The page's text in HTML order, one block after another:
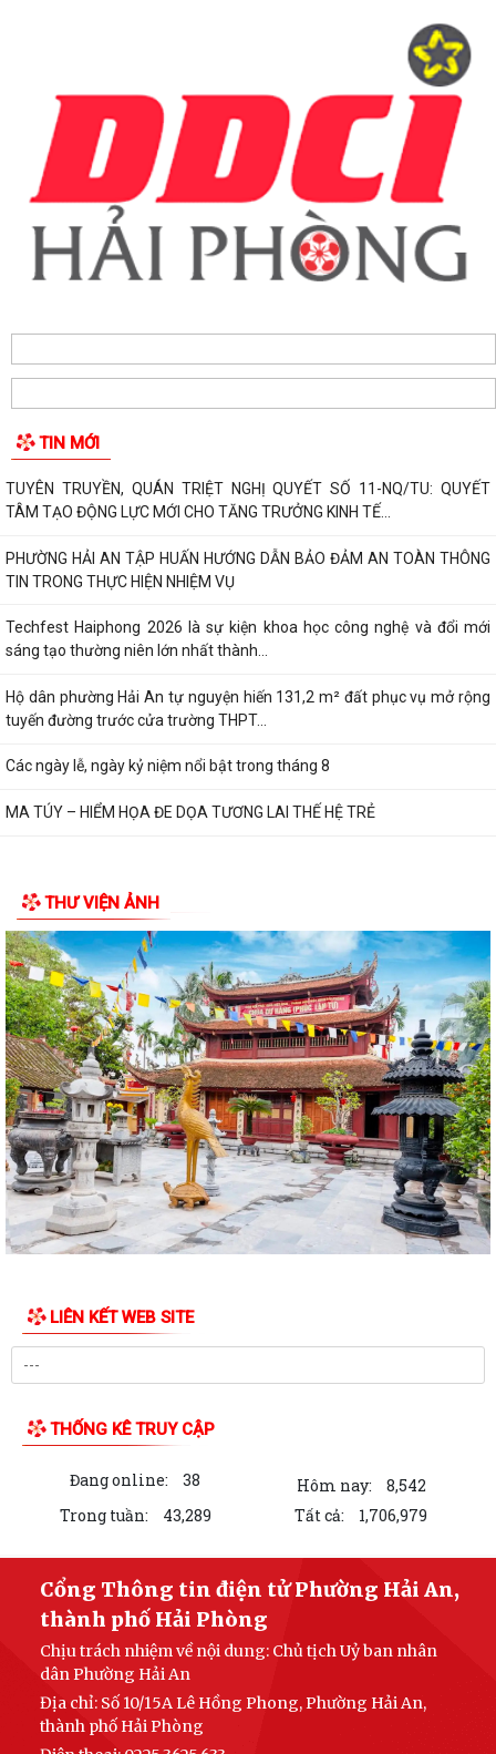
TIN MỚI
TUYÊN TRUYỀN, QUÁN TRIỆT NGHỊ QUYẾT SỐ 11-NQ/TU: QUYẾT
TÂM TẠO ĐỘNG LỰC MỚI CHO TĂNG TRƯỞNG KINH TẾ...
PHƯỜNG HẢI AN TẬP HUẤN HƯỚNG DẪN BẢO ĐẢM AN TOÀN THÔNG
TIN TRONG THỰC HIỆN NHIỆM VỤ
Techfest Haiphong 2026 là sự kiện khoa học công nghệ và đổi mới
sáng tạo thường niên lớn nhất thành...
Hộ dân phường Hải An tự nguyện hiến 131,2 m² đất phục vụ mở rộng
tuyến đường trước cửa trường THPT...
Các ngày lễ, ngày kỷ niệm nổi bật trong tháng 8
MA TÚY – HIỂM HỌA ĐE DỌA TƯƠNG LAI THẾ HỆ TRẺ
THƯ VIỆN ẢNH
LIÊN KẾT WEB SITE
THỐNG KÊ TRUY CẬP
Đang online: 38 Hôm nay:
8,542
Trong tuần:
43,289 Tất cả: 1,706,979
Cổng Thông tin điện tử Phường Hải An,
thành phố Hải Phòng
Chịu trách nhiệm về nội dung: Chủ tịch Uỷ ban nhân
dân Phường Hải An
Địa chỉ: Số 10/15A Lê Hồng Phong, Phường Hải An,
thành phố Hải Phòng